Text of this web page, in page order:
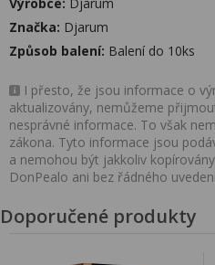
Značka: Djarum
Způsob balení: Balení do 10ks
I přesto, že jsou informace o
aktualizovány, nemůžeme
nesprávné informace. To však
zákona. Tyto informace jsou
a nemohou být jakkoliv
DonPealo ani bez řádného
Doporučené produkty